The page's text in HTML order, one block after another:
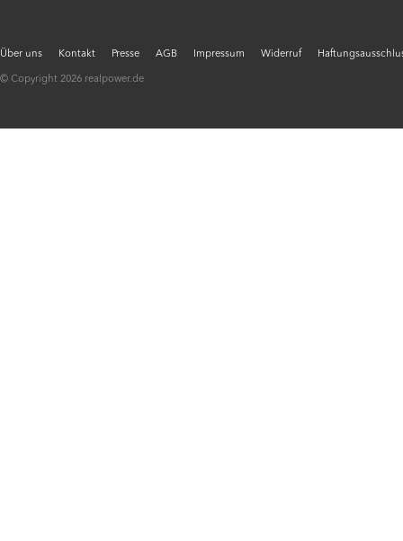
Über uns Kontakt Presse AGB Impressum Widerruf
© Copyright 2026 realpower.de